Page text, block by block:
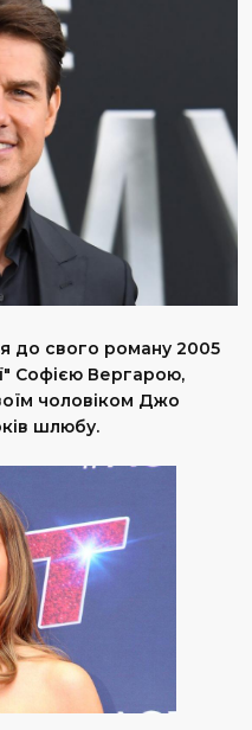
до свого роману 2005
Софією Вергарою,
чоловіком Джо
шлюбу.